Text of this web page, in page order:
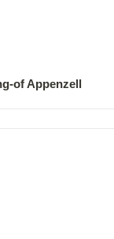
of Appenzell
57 Sion / Valais